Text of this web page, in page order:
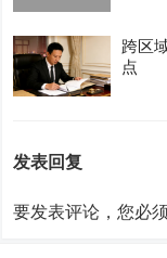
跨区
点
发表回复
要发表评论，您必